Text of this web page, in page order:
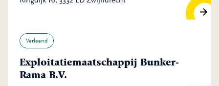
Verleend
Exploitatiemaatschappij Bunker-
Rama B.V.